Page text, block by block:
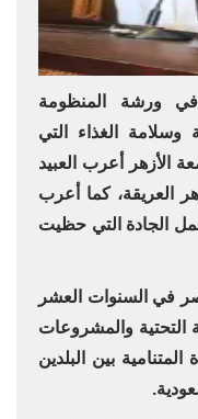
في ورشة المنظومة
‏وسلامة الغذاء ‏التي
الأزهر ‏أعرب العبيد
‏العريقة، كما أعرب
الجادة التي حظيت
في ‏السنوات العشر
التحتية والمشروعات
المتنامية بين البلدين